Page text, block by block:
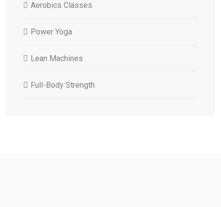
Aerobics Classes
Power Yoga
Lean Machines
Full-Body Strength